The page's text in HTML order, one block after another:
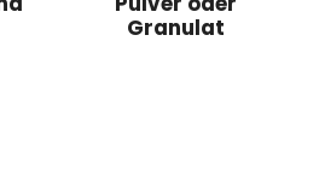
Granulat